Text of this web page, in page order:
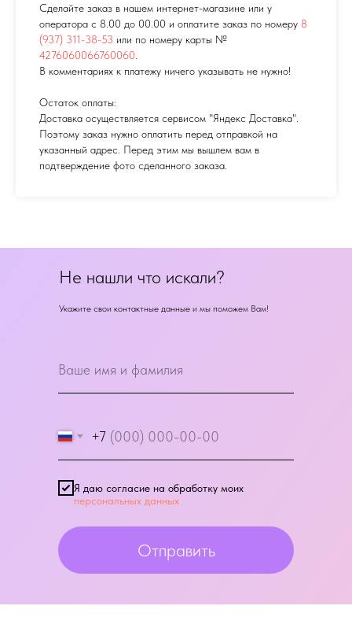
Сделайте заказ в нашем интернет-магазине или у
оператора с 8.00 до 00.00 и оплатите заказ по номеру 8
(937) 311-38-53 или по номеру карты №
4276060066760060
В комментариях к платежу ничего указывать не нужно!
Остаток оплаты:
Доставка осуществляется сервисом "Яндекс Доставка".
Поэтому заказ нужно оплатить перед отправкой на
указанный адрес. Перед этим мы вышлем вам в
подтверждение фото сделанного заказа.
+7
Я даю согласие на обработку моих
персональных данных
Отправить
Не нашли что искали?
Укажите свои контактные данные и мы поможем Вам!